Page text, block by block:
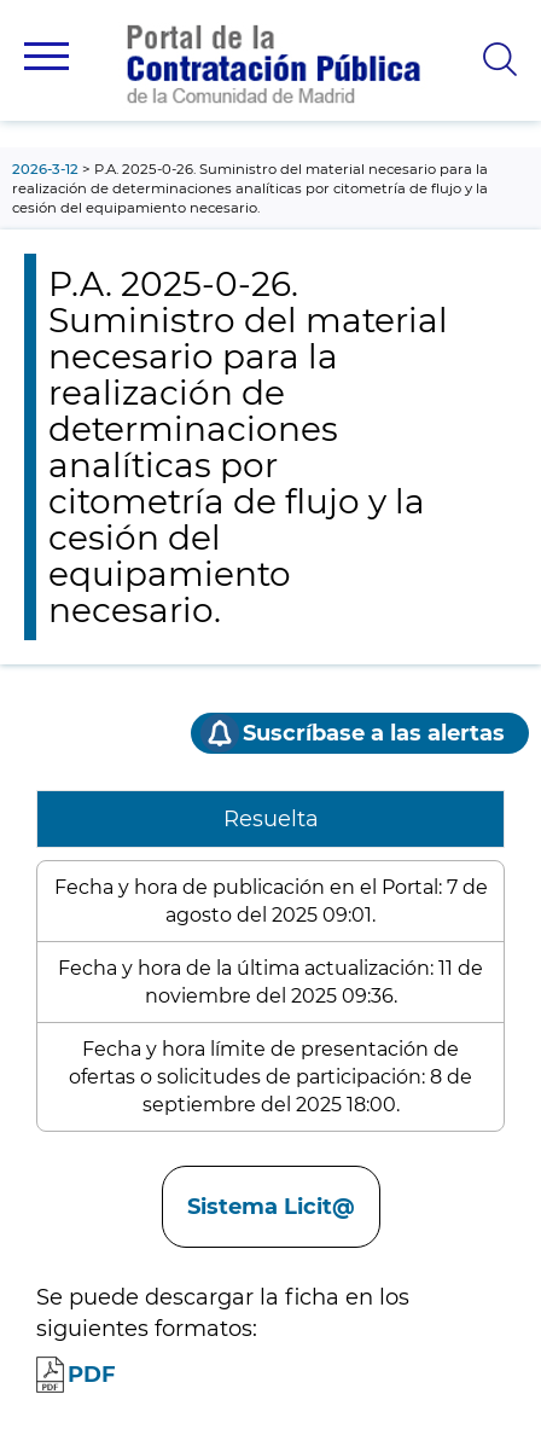
principal
2026-3-12
P.A. 2025-0-26. Suministro del material necesario para la
realización de determinaciones analíticas por citometría de flujo y la
cesión del equipamiento necesario.
P.A. 2025-0-26.
Suministro del material
necesario para la
realización de
determinaciones
analíticas por
citometría de flujo y la
cesión del
equipamiento
necesario.
Suscríbase a las alertas
Resuelta
Fecha y hora de publicación en el Portal: 7 de
agosto del 2025 09:01.
Fecha y hora de la última actualización: 11 de
noviembre del 2025 09:36.
Fecha y hora límite de presentación de
ofertas o solicitudes de participación: 8 de
septiembre del 2025 18:00.
Sistema Licit@
Se puede descargar la ficha en los
siguientes formatos:
PDF